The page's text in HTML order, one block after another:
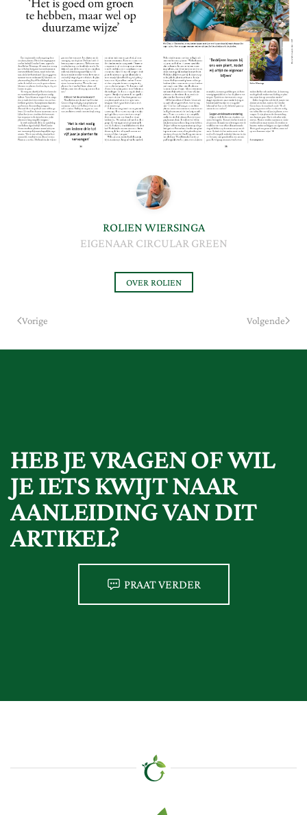
ROLIEN WIERSINGA
EIGENAAR CIRCULAR GREEN
OVER ROLIEN
Vorige Volgende
HEB JE VRAGEN OF WIL
JE IETS KWIJT NAAR
AANLEIDING VAN DIT
ARTIKEL?
PRAAT VERDER